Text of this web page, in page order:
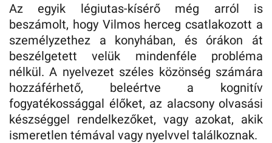
Az egyik légiutas-kísérő még arról is
beszámolt, hogy Vilmos herceg csatlakozott a
személyzethez a konyhában, és órákon át
beszélgetett velük mindenféle probléma
nélkül. A nyelvezet széles közönség számára
hozzáférhető, beleértve a kognitív
fogyatékossággal élőket, az alacsony olvasási
készséggel rendelkezőket, vagy azokat, akik
ismeretlen témával vagy nyelvvel találkoznak.